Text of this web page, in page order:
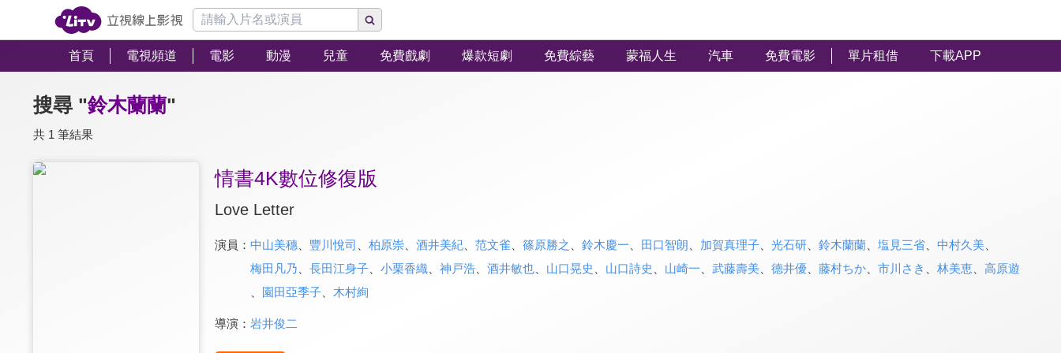
首頁 電視頻道 電影 動漫 兒童 免費戲劇 爆款短劇 免費綜藝 蒙福人生 汽車 免費電影 單片租借 下載APP
搜尋 "鈴木蘭蘭"
共 1 筆結果
情書4K數位修復版
Love Letter
演員： 中山美穗、 豐川悅司 柏原崇、 酒井美紀、 范文雀 篠原勝之 鈴木慶一 田口智朗 加賀真理子、 光石研、 鈴木蘭蘭、 塩見三省、 中村久美
梅田凡乃
長田江身子、 小栗香織、 神戸浩、 酒井敏也、 山口晃史 山口詩史 山崎一 武藤壽美 德井優、 藤村ちか、 市川さき 林美恵、 高原遊
園田亞季子、 木村絢
導演： 岩井俊二